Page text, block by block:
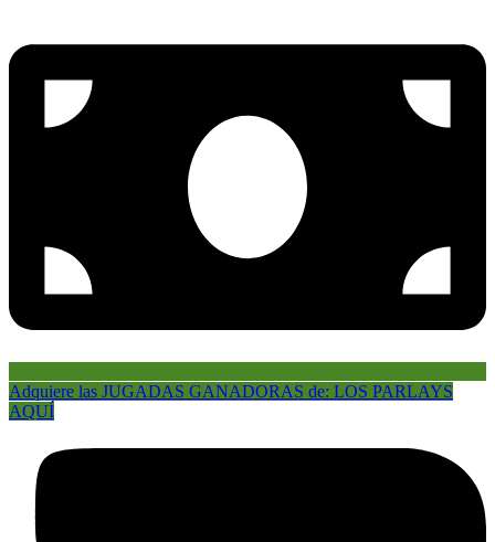
Adquiere las JUGADAS GANADORAS de: LOS PARLAYS
AQUÍ